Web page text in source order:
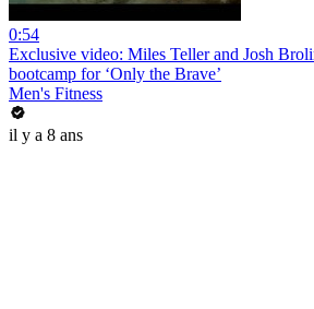
0:54
Exclusive video: Miles Teller and Josh
bootcamp for ‘Only the Brave’
Men's Fitness
il y a 8 ans